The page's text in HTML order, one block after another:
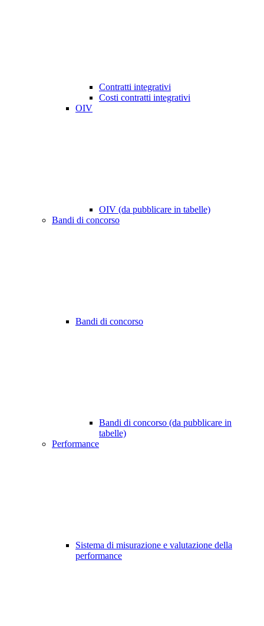
Contratti integrativi
Costi contratti integrativi
OIV
OIV (da pubblicare in tabelle)
Bandi di concorso
Bandi di concorso
Bandi di concorso (da pubblicare in
tabelle)
Performance
Sistema di misurazione e valutazione della
performance